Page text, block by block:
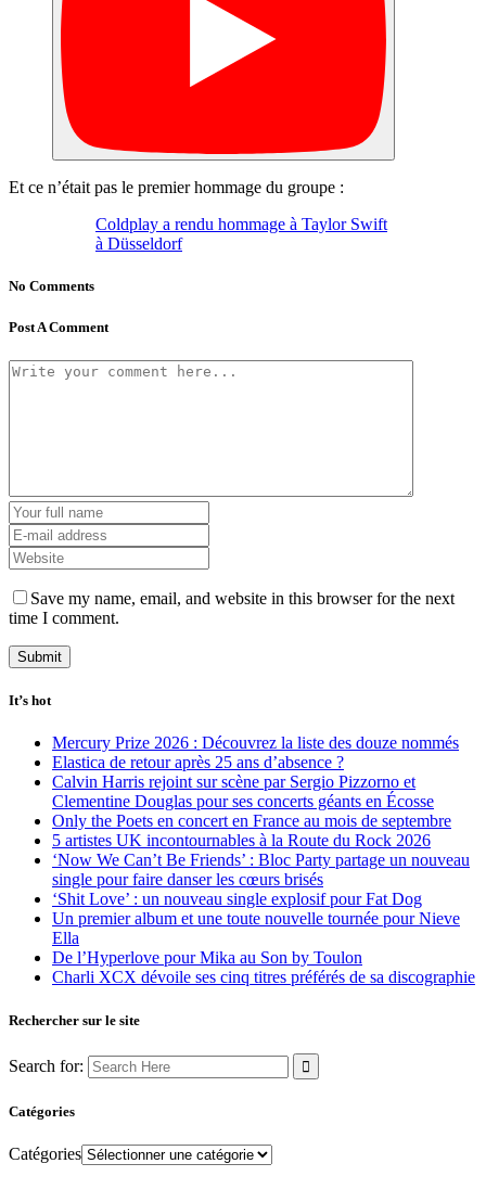
Et ce n’était pas le premier hommage du groupe :
Coldplay a rendu hommage à Taylor Swift
à Düsseldorf
No Comments
Post A Comment
Save my name, email, and website in this browser for the next
time I comment.
It’s hot
Mercury Prize 2026 : Découvrez la liste des douze nommés
Elastica de retour après 25 ans d’absence ?
Calvin Harris rejoint sur scène par Sergio Pizzorno et
Clementine Douglas pour ses concerts géants en Écosse
Only the Poets en concert en France au mois de septembre
5 artistes UK incontournables à la Route du Rock 2026
‘Now We Can’t Be Friends’ : Bloc Party partage un nouveau
single pour faire danser les cœurs brisés
‘Shit Love’ : un nouveau single explosif pour Fat Dog
Un premier album et une toute nouvelle tournée pour Nieve
Ella
De l’Hyperlove pour Mika au Son by Toulon
Charli XCX dévoile ses cinq titres préférés de sa discographie
Rechercher sur le site
Search for:
Catégories
Catégories